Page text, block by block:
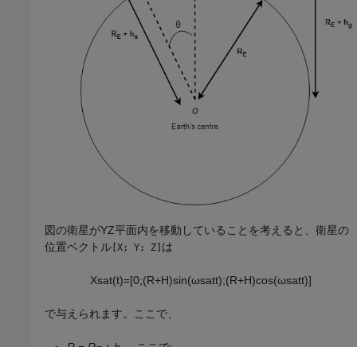
図の衛星がYZ平面内を移動していることを考えると、衛星の
位置ベクトル [X; Y; Z] は
Xsat(t)=[0;(R+H)sin(ωsatt);(R+H)cos(ωsatt)]
で与えられます。ここで、